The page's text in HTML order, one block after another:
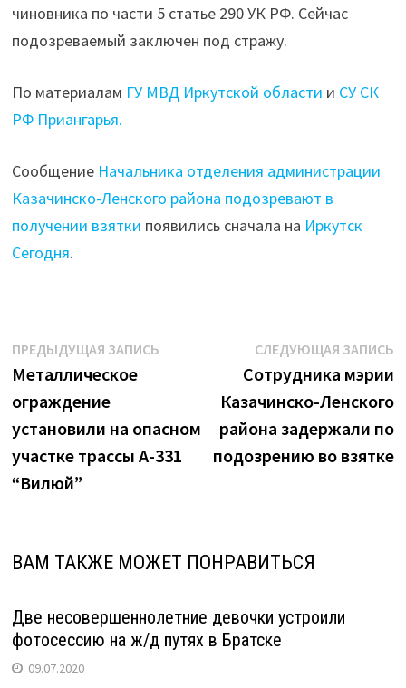
чиновника по части 5 статье 290 УК РФ. Сейчас
подозреваемый заключен под стражу.
По материалам ГУ МВД Иркутской области и СУ СК
РФ Приангарья.
Сообщение Начальника отделения администрации
Казачинско-Ленского района подозревают в
получении взятки появились сначала на Иркутск
Сегодня.
Навигация
по
записям
ПРЕДЫДУЩАЯ ЗАПИСЬПредыдущая
Металлическое
ограждение
установили на опасном
участке трассы А-331
“Вилюй”
СЛЕДУЮЩАЯ ЗАПИСЬ
Сотрудника мэрии
Казачинско-Ленского
района задержали по
подозрению во взятке
ВАМ ТАКЖЕ МОЖЕТ ПОНРАВИТЬСЯ
Две несовершеннолетние девочки устроили
фотосессию на ж/д путях в Братске
09.07.2020